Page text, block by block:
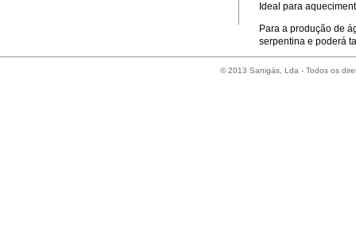
Ideal para
Para a produção de
serpentina e poderá
© 2013 Sanigás, Lda - Todos os